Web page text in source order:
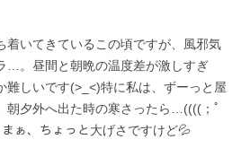
着いてきているこの頃ですが、風邪気
…。昼間と朝晩の温度差が激しすぎ
難しいです(>_<)特に私は、ずーっと屋
朝夕外へ出た時の寒さったら…((((；ﾟ
ぁ、ちょっと大げさですけど💦